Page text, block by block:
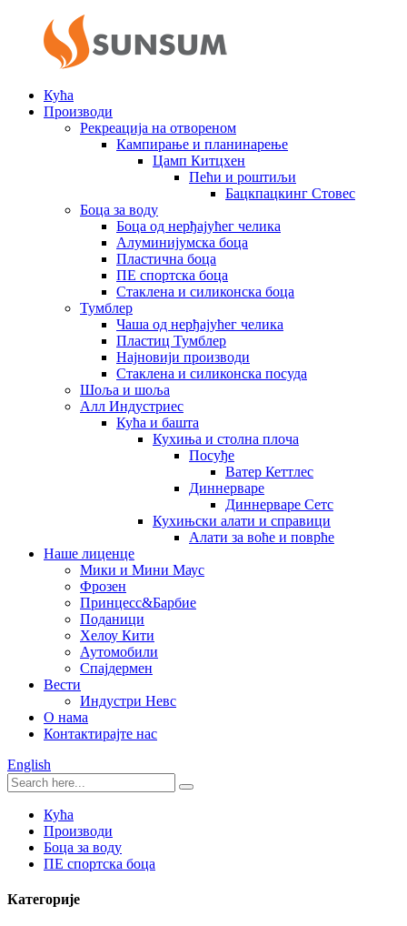
Кућа
Производи
Рекреација на отвореном
Кампирање и планинарење
Цамп Китцхен
Пећи и роштиљи
Бацкпацкинг Стовес
Боца за воду
Боца од нерђајућег челика
Алуминијумска боца
Пластична боца
ПЕ спортска боца
Стаклена и силиконска боца
Тумблер
Чаша од нерђајућег челика
Пластиц Тумблер
Најновији производи
Стаклена и силиконска посуда
Шоља и шоља
Алл Индустриес
Кућа и башта
Кухиња и столна плоча
Посуђе
Ватер Кеттлес
Диннерваре
Диннерваре Сетс
Кухињски алати и справици
Алати за воће и поврће
Наше лиценце
Мики и Мини Маус
Фрозен
Принцесс&Барбие
Поданици
Хелоу Кити
Аутомобили
Спајдермен
Вести
Индустри Невс
О нама
Контактирајте нас
English
Кућа
Производи
Боца за воду
ПЕ спортска боца
Категорије